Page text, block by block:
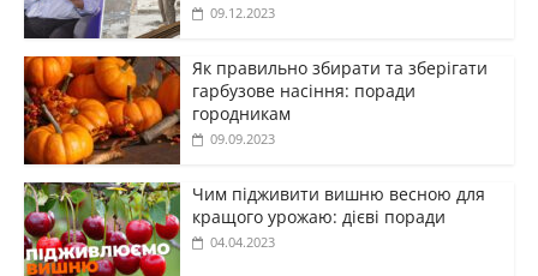
09.12.2023
Як правильно збирати та зберігати
гарбузове насіння: поради
городникам
09.09.2023
Чим підживити вишню весною для
кращого урожаю: дієві поради
04.04.2023